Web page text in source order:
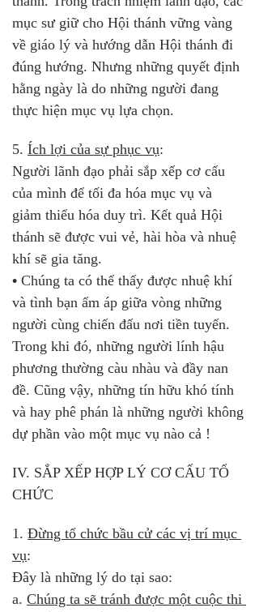
mục sư giữ cho Hội thánh vững vàng
về giáo lý và hướng dẫn Hội thánh đi
đúng hướng. Nhưng những quyết định
hằng ngày là do những người đang
thực hiện mục vụ lựa chọn.
5. Ích lợi của sự phục vụ:
Người lãnh đạo phải sắp xếp cơ cấu
của mình để tối đa hóa mục vụ và
giảm thiểu hóa duy trì. Kết quả Hội
thánh sẽ được vui vẻ, hài hòa và nhuệ
khí sẽ gia tăng.
• Chúng ta có thể thấy được nhuệ khí
và tình bạn ấm áp giữa vòng những
người cùng chiến đấu nơi tiền tuyến.
Trong khi đó, những người lính hậu
phương thường càu nhàu và đầy nan
đề. Cũng vậy, những tín hữu khó tính
và hay phê phán là những người không
dự phần vào một mục vụ nào cả !
IV. SẮP XẾP HỢP LÝ CƠ CẤU TỔ
CHỨC
1. Đừng tổ chức bầu cử các vị trí mục
vụ:
Đây là những lý do tại sao:
a. Chúng ta sẽ tránh được một cuộc thi